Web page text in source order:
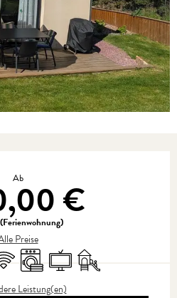
Ab €
Preise
Laken
Fi Waschmaschine
FernsehenSpiele für Kinder /
Leistung(en)